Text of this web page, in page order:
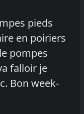
pieds
en poiriers
pompes
falloir je
Bon week-